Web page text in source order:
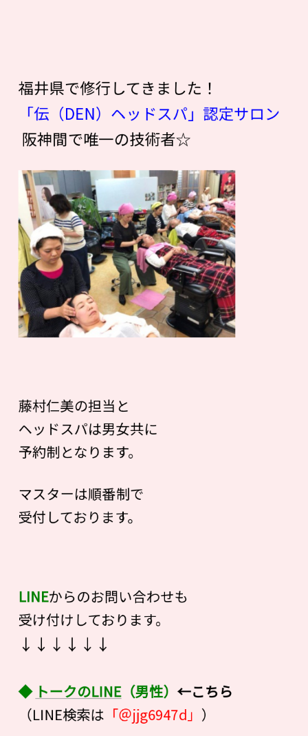
福井県で修行してきました！
「伝（DEN）ヘッドスパ」認定サロン
阪神間で唯一の技術者☆
藤村仁美の担当と
ヘッドスパは男女共に
予約制となります。
マスターは順番制で
受付しております。
LINEからのお問い合わせも
受け付けしております。
↓↓↓↓↓↓
◆ トークのLINE（男性） ←こちら
（LINE検索は 「＠jjg6947d」 ）